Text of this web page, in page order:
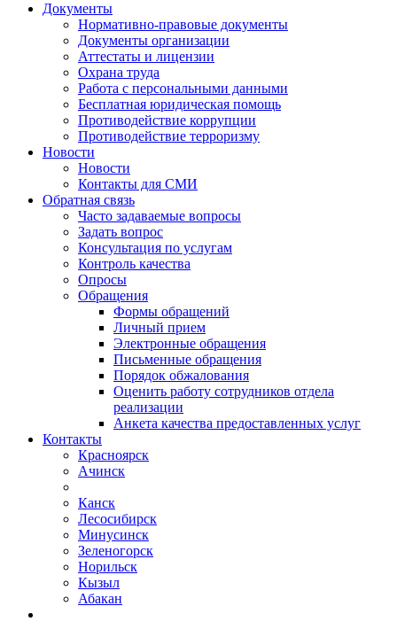
Документы
Нормативно-правовые документы
Документы организации
Аттестаты и лицензии
Охрана труда
Работа с персональными данными
Бесплатная юридическая помощь
Противодействие коррупции
Противодействие терроризму
Новости
Новости
Контакты для СМИ
Обратная связь
Часто задаваемые вопросы
Задать вопрос
Консультация по услугам
Контроль качества
Опросы
Обращения
Формы обращений
Личный прием
Электронные обращения
Письменные обращения
Порядок обжалования
Оценить работу сотрудников отдела
реализации
Анкета качества предоставленных услуг
Контакты
Красноярск
Ачинск
Канск
Лесосибирск
Минусинск
Зеленогорск
Норильск
Кызыл
Абакан